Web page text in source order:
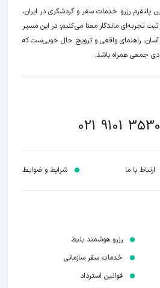
پلتفرم رزرو خدمات سفر و گردشگری در ایران،
تجربه‌ای ماندگار معنا می‌کنیم؛ در این مسیر‍
آسان، راهنمای واقعی و ترویج حال خوبی‌ست که
جمعی همراه باشد.
021 9101 3530
ارتباط با ما شرایط و ضوابـط
رزرو هوشمند بلیط
خدمات سفر سازمانی
قوانین استرداد